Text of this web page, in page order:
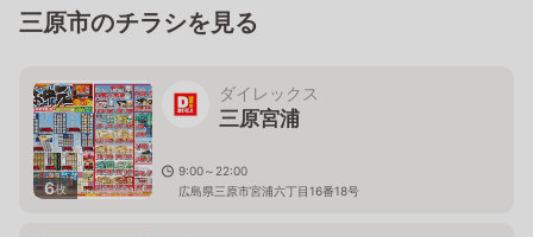
三原市のチラシを見る
6枚
ダイレックス
三原宮浦
9:00～22:00
広島県三原市宮浦六丁目16番18号